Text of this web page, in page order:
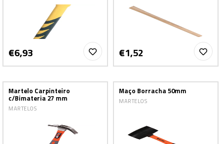
€6,93 €1,52
Martelo Carpinteiro
c/Bimateria 27 mm
MARTELOS
Maço Borracha 50mm
MARTELOS